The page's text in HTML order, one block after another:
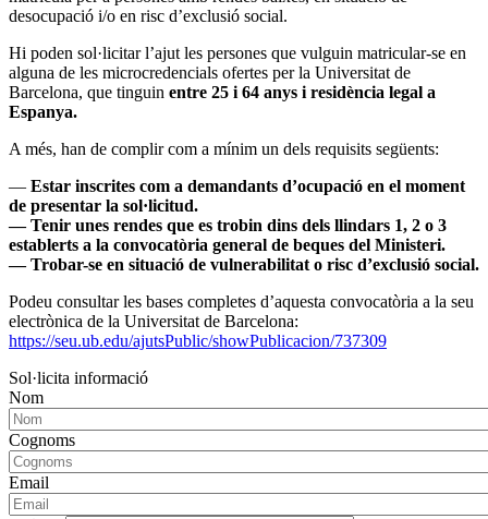
desocupació i/o en risc d’exclusió social.
Hi poden sol·licitar l’ajut les persones que vulguin matricular-se en
alguna de les microcredencials ofertes per la Universitat de
Barcelona, que tinguin entre 25 i 64 anys i residència legal a
Espanya.
A més, han de complir com a mínim un dels requisits següents:
— Estar inscrites com a demandants d’ocupació en el moment
de presentar la sol·licitud.
— Tenir unes rendes que es trobin dins dels llindars 1, 2 o 3
establerts a la convocatòria general de beques del Ministeri.
— Trobar-se en situació de vulnerabilitat o risc d’exclusió social.
Podeu consultar les bases completes d’aquesta convocatòria a la seu
electrònica de la Universitat de Barcelona:
https://seu.ub.edu/ajutsPublic/showPublicacion/737309
Sol·licita informació
Nom
Cognoms
Email